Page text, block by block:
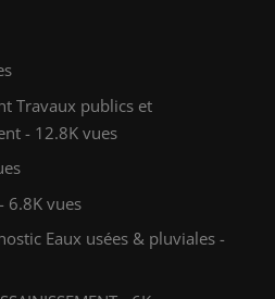
Travaux publics et
- 12.8K vues
6.8K vues
Eaux usées & pluviales-